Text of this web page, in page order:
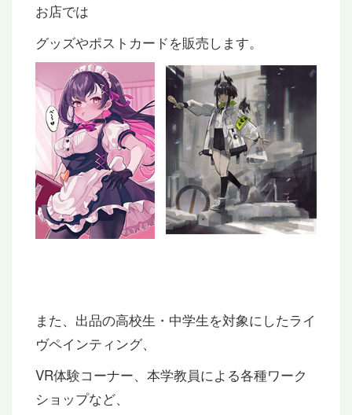
お店では
グッズやポストカードを販売します。
また、出品の高校生・中学生を対象にしたライ
ヴペインティング、
VR体験コーナー、本学教員による各種ワーク
ショップなど、